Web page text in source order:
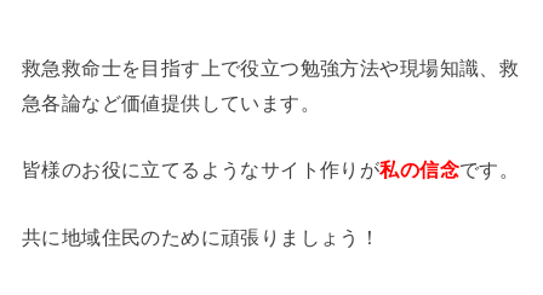
救急救命士を目指す上で役立つ勉強方法や現場知識、救
急各論など価値提供しています。
皆様のお役に立てるようなサイト作りが私の信念です。
共に地域住民のために頑張りましょう！